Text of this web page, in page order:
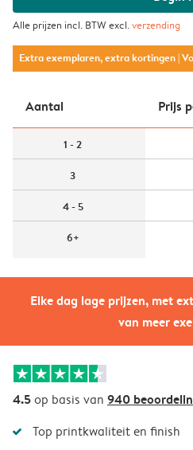
Elke dag lage prijzen, met
van meer
Alle prijzen incl. BTW excl.verzending
Extra exemplaren, extra kortingen|
Aantal Prijs
1 - 2
3
4 - 5
6+
4.5op basis van 940
Top printkwaliteit en finish